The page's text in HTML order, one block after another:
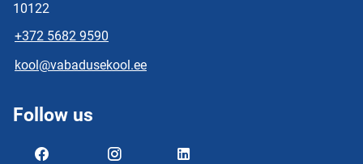
10122
+372 5682 9590
kool@vabadusekool.ee
Follow us